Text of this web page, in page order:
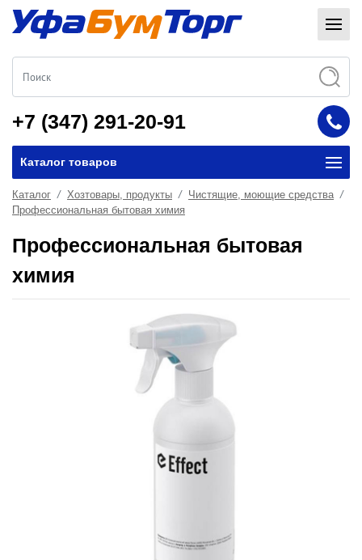
+7 (347) 291-20-91
Каталог товаров
Каталог Хозтовары, продукты
Чистящие, моющие средства
Профессиональная бытовая химия
Профессиональная бытовая
химия